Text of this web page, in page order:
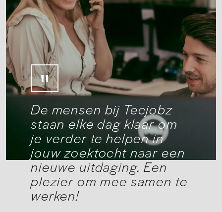
De mensen bij Tecjobz
staan elke dag klaar om
je verder te helpen in
jouw zoektocht naar een
nieuwe uitdaging. Een
plezier om mee samen te
werken!